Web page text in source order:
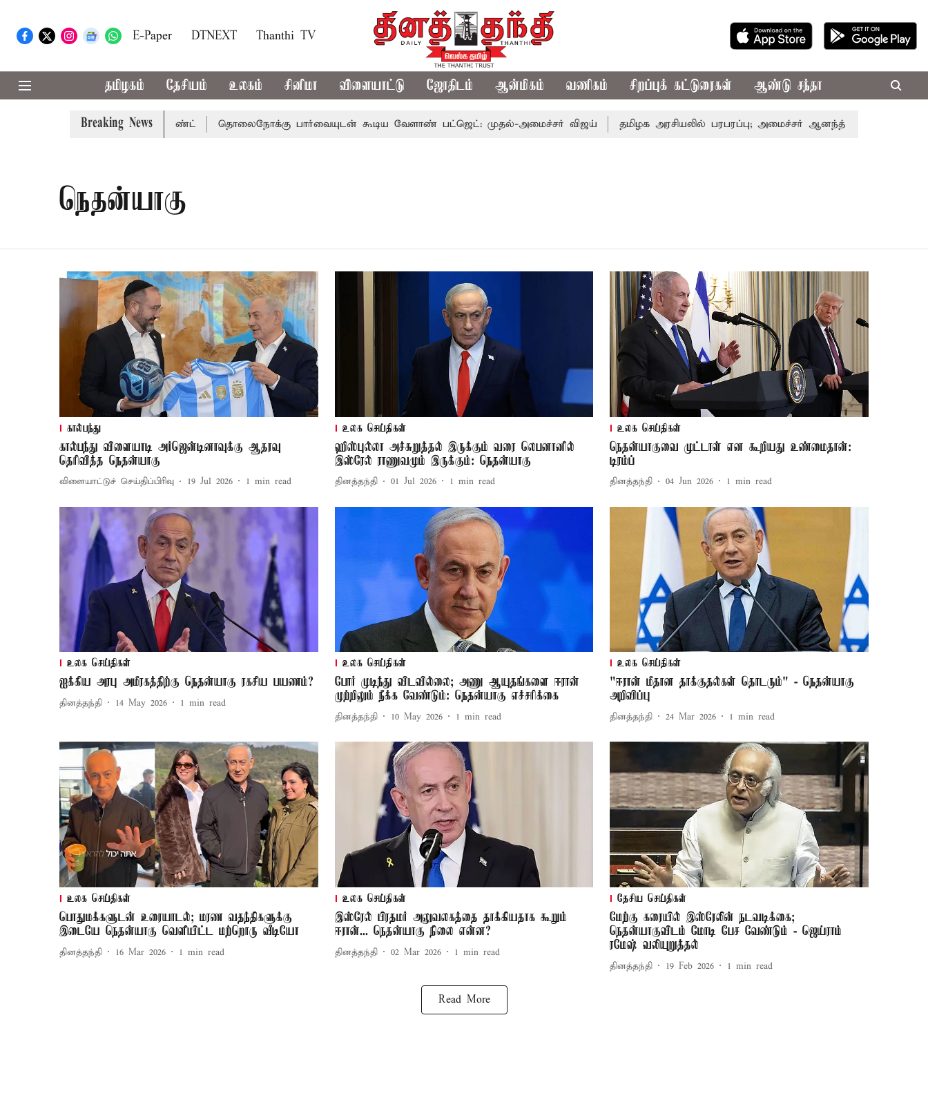
E-Paper DTNEXT Thanthi TV
தமிழகம் தேசியம் உலகம் சினிமா விளையாட்டு ஜோதிடம் ஆன்மிகம் வணிகம் சிறப்புக் கட்டுரைகள் ஆண்டு சந்தா
Breaking News
நீதிமன்றம் பிடிவாராண்ட் தொலைநோக்கு பார்வையுடன் கூடிய வேளாண் பட்ஜெட்: முதல்-அமைச்சர் விஜய் தமிழக அரசியலில் பரபரப்பு; அமைச்சர் ஆனந்த் உடன் சி.வி.
நெதன்யாகு
கால்பந்து
கால்பந்து விளையாடி அர்ஜென்டினாவுக்கு ஆதரவு
தெரிவித்த நெதன்யாகு
விளையாட்டுச் செய்திப்பிரிவு 19 Jul 2026 1 min read
உலக செய்திகள்
ஹிஸ்புல்லா அச்சுறுத்தல் இருக்கும் வரை லெபனானில்
இஸ்ரேல் ராணுவமும் இருக்கும்: நெதன்யாகு
தினத்தந்தி 01 Jul 2026 1 min read
உலக செய்திகள்
நெதன்யாகுவை முட்டாள் என கூறியது உண்மைதான்:
டிரம்ப்
தினத்தந்தி 04 Jun 2026 1 min read
உலக செய்திகள்
ஐக்கிய அரபு அமீரகத்திற்கு நெதன்யாகு ரகசிய பயணம்?
தினத்தந்தி 14 May 2026 1 min read
உலக செய்திகள்
போர் முடிந்து விடவில்லை; அணு ஆயுதங்களை ஈரான்
முற்றிலும் நீக்க வேண்டும்: நெதன்யாகு எச்சரிக்கை
தினத்தந்தி 10 May 2026 1 min read
உலக செய்திகள்
"ஈரான் மீதான தாக்குதல்கள் தொடரும்" - நெதன்யாகு
அறிவிப்பு
தினத்தந்தி 24 Mar 2026 1 min read
உலக செய்திகள்
பொதுமக்களுடன் உரையாடல்; மரண வதந்திகளுக்கு
இடையே நெதன்யாகு வெளியிட்ட மற்றொரு வீடியோ
தினத்தந்தி 16 Mar 2026 1 min read
உலக செய்திகள்
இஸ்ரேல் பிரதமர் அலுவலகத்தை தாக்கியதாக கூறும்
ஈரான்... நெதன்யாகு நிலை என்ன?
தினத்தந்தி 02 Mar 2026 1 min read
தேசிய செய்திகள்
மேற்கு கரையில் இஸ்ரேலின் நடவடிக்கை;
நெதன்யாகுவிடம் மோடி பேச வேண்டும் - ஜெய்ராம்
ரமேஷ் வலியுறுத்தல்
தினத்தந்தி 19 Feb 2026 1 min read
Read More